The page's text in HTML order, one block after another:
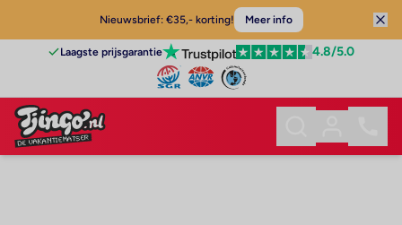
Nieuwsbrief: €35,- korting! Meer info
Laagste prijsgarantie 4.8/5.0